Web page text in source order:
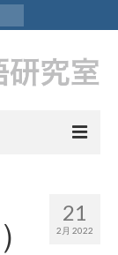
21
2月 2022